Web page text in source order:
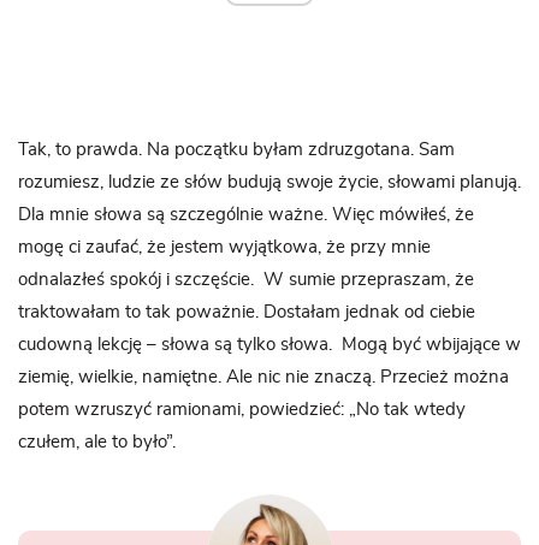
Tak, to prawda. Na początku byłam zdruzgotana. Sam
rozumiesz, ludzie ze słów budują swoje życie, słowami planują.
Dla mnie słowa są szczególnie ważne. Więc mówiłeś, że
mogę ci zaufać, że jestem wyjątkowa, że przy mnie
odnalazłeś spokój i szczęście.
W sumie przepraszam, że
traktowałam to tak poważnie. Dostałam jednak od ciebie
cudowną lekcję – słowa są tylko słowa. Mogą być wbijające w
ziemię, wielkie, namiętne. Ale nic nie znaczą. Przecież można
potem wzruszyć ramionami, powiedzieć: „No tak wtedy
czułem, ale to było”.